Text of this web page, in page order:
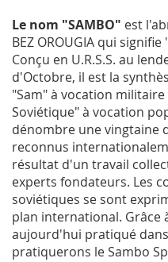
Le nom "SAMBO" est
BEZ OROUGIA qui
Conçu en U.R.S.S. au
d'Octobre, il est la
"Sam" à vocation
Soviétique" à vocation
dénombre une vingtaine
reconnus
résultat d'un travail
experts fondateurs. Les
soviétiques se sont
plan international. Grâce
aujourd'hui pratiqué
pratiquerons le Sambo